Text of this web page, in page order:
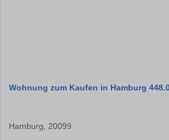
Wohnung zum Kaufen in Hamburg
Hamburg, 20099